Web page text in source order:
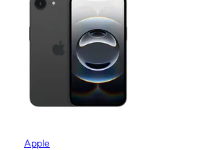
Apple